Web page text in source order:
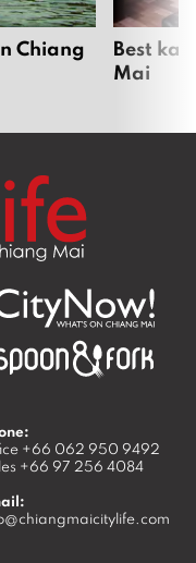
Chiang
Best
Mai
+66 062 950 9492
+66 97 256 4084